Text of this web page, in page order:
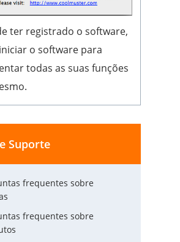
ter registrado o software,
o software para
todas as suas funções
Suporte
frequentes sobre
frequentes sobre